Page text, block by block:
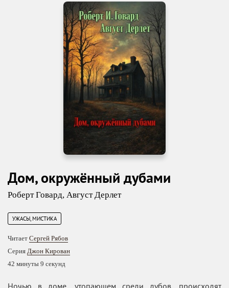
Дом, окружённый дубами
Роберт Говард, Август Дерлет
УЖАСЫ, МИСТИКА
Читает Сергей Рябов
Серия Джон Кирован
42 минуты 9 секунд
Ночью в доме, утопающем среди дубов, происходят